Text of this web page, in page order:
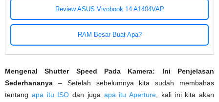
Review ASUS Vivobook 14 A1404VAP
RAM Besar Buat Apa?
Mengenal Shutter Speed Pada Kamera: Ini Penjelasan
Sederhananya – Setelah sebelumnya kita sudah membahas
tentang apa itu ISO dan juga apa itu Aperture , kali ini kita akan